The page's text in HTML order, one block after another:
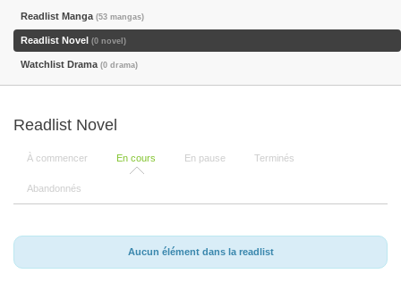
Readlist Manga (53 mangas)
Readlist Novel (0 novel)
Watchlist Drama (0 drama)
Readlist Novel
À commencer En cours En pause Terminés
Abandonnés
Aucun élément dans la readlist